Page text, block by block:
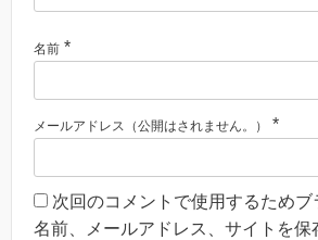
名前 *
メールアドレス（公開はされません。） *
次回のコメントで使用するため
名前、メールアドレス、サイトを保